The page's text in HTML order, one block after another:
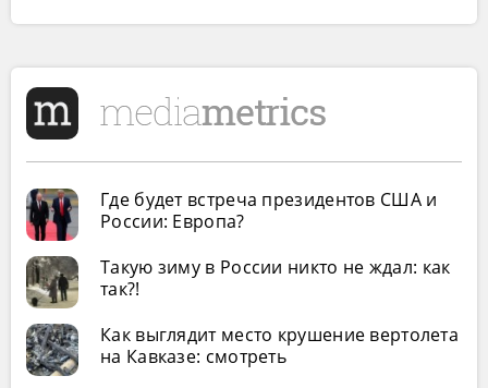
Где будет встреча президентов США и
России: Европа?
Такую зиму в России никто не ждал: как
так?!
Как выглядит место крушение вертолета
на Кавказе: смотреть